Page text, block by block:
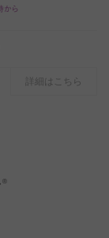
詳細はこちら